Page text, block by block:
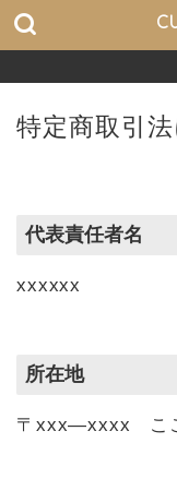
特定商取引
代表責任者名
xxxxxx
所在地
〒xxx―xxxx こ